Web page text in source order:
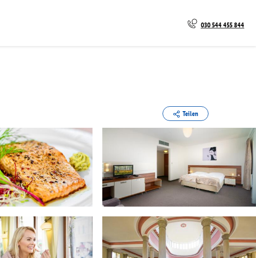
030 544 455 844
Teilen